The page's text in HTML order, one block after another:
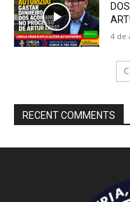
4 de
RECENT COMMENTS